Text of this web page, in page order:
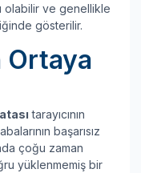
olabilir ve genellikle
gösterilir.
Ortaya
tarayıcının
başarısız
çoğu zaman
yüklenmemiş bir